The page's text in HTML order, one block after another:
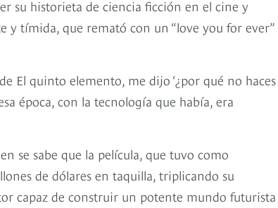
su historieta de ciencia ficción en el cine y
y tímida, que remató con un “love you for ever”
El quinto elemento, me dijo ‘¿por qué no haces
época, con la tecnología que había, era
se sabe que la película, que tuvo como
de dólares en taquilla, triplicando su
capaz de construir un potente mundo futurista